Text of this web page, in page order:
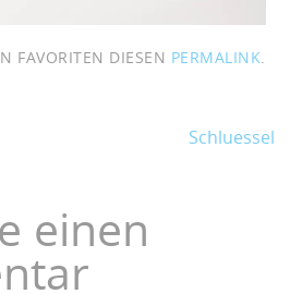
FAVORITEN DIESEN PERMALINK.
Schluessel
einen